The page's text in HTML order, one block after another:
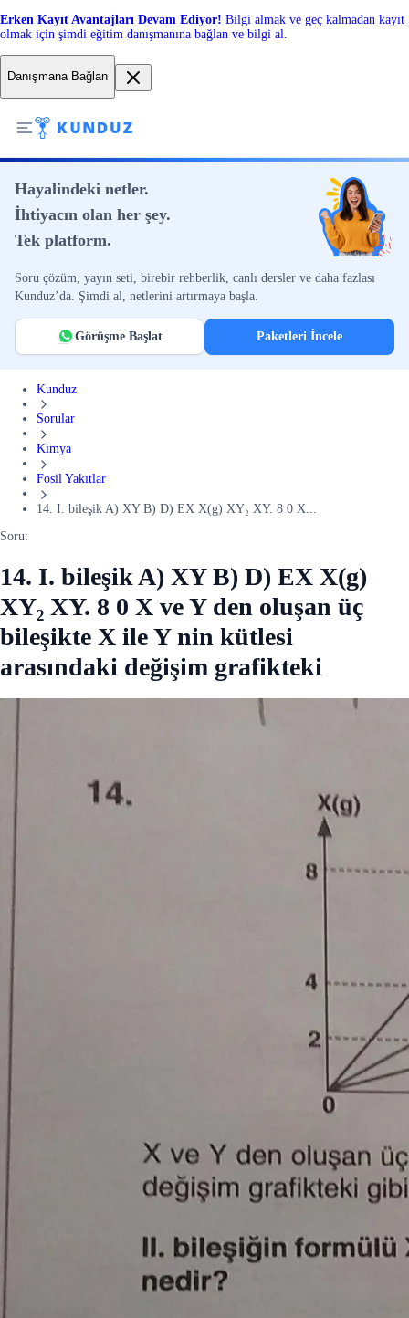
Erken Kayıt Avantajları Devam Ediyor! Bilgi almak ve geç kalmadan kayıt
olmak için şimdi eğitim danışmanına bağlan ve bilgi al.
Danışmana Bağlan
Hayalindeki netler.
İhtiyacın olan her şey.
Tek platform.
Soru çözüm, yayın seti, birebir rehberlik, canlı dersler ve daha fazlası
Kunduz’da. Şimdi al, netlerini artırmaya başla.
Görüşme Başlat Paketleri İncele
Kunduz
Sorular
Kimya
Fosil Yakıtlar
14. I. bileşik A) XY B) D) EX X(g) XY₂ XY. 8 0 X...
Soru:
14. I. bileşik A) XY B) D) EX X(g)
XY₂ XY. 8 0 X ve Y den oluşan üç
bileşikte X ile Y nin kütlesi
arasındaki değişim grafikteki